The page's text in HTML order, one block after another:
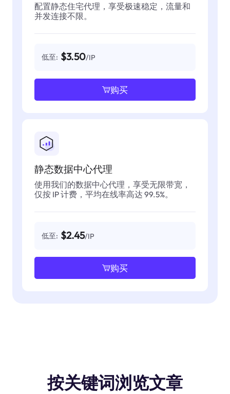
配置静态住宅代理，享受极速稳定，流量和
并发连接不限。
低至: $3.50/IP
购买
静态数据中心代理
使用我们的数据中心代理，享受无限带宽，
仅按 IP 计费，平均在线率高达 99.5%。
低至: $2.45/IP
购买
按关键词浏览文章